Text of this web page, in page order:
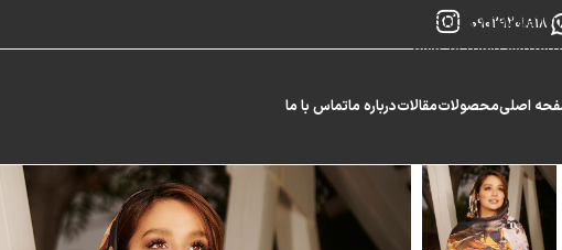
Skip to navigation
Skip to main content
09029201818
اصلیمحصولاتمقالاتدرباره ماتماس با ما